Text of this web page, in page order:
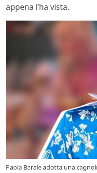
appena l’ha vista.
Paola Barale adotta una